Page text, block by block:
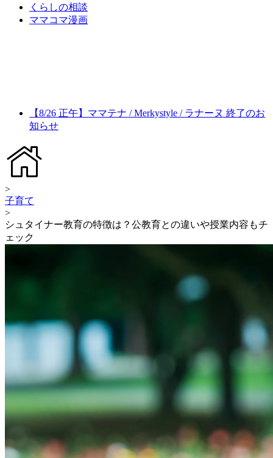
くらしの相談
ママコマ漫画
【8/26 正午】ママテナ / Merkystyle / ラナーヌ 終了のお
知らせ
>
子育て
>
シュタイナー教育の特徴は？公教育との違いや授業内容もチ
ェック